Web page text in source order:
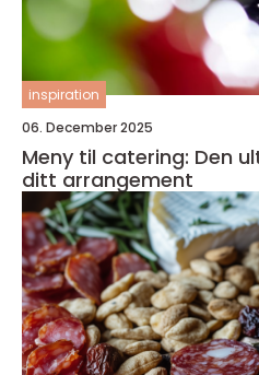
inspiration
06. December 2025
Meny til catering: Den
ditt arrangement